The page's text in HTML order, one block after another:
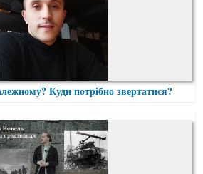
Куди потрібно звертатися?